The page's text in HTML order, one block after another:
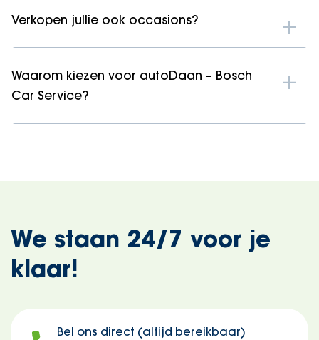
Verkopen jullie ook occasions?
Waarom kiezen voor autoDaan – Bosch
Car Service?
We staan 24/7 voor je
klaar!
Bel ons direct (altijd bereikbaar)